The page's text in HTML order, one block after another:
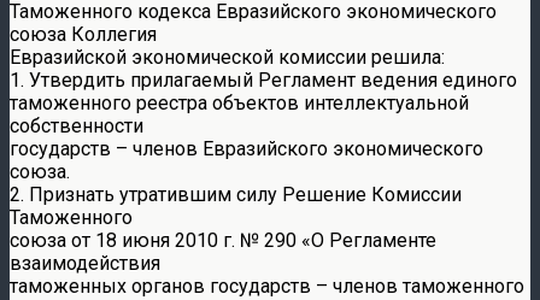
Таможенного кодекса Евразийского экономического
союза Коллегия
Евразийской экономической комиссии решила:
1. Утвердить прилагаемый Регламент ведения единого
таможенного реестра объектов интеллектуальной
собственности
государств – членов Евразийского экономического
союза.
2. Признать утратившим силу Решение Комиссии
Таможенного
союза от 18 июня 2010 г. № 290 «О Регламенте
взаимодействия
таможенных органов государств – членов таможенного